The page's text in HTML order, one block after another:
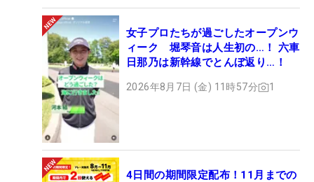
女子プロたちが過ごしたオープンウ
ィーク 堀琴音は人生初の…！ 六車
日那乃は新幹線でとんぼ返り…！
2026年8月7日 (金) 11時57分 1
4日間の期間限定配布！11月までの